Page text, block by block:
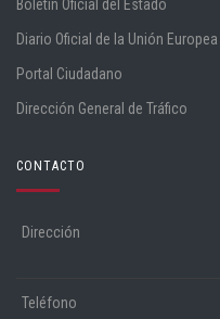
Boletín Oficial del Estado
Diario Oficial de la Unión Europea
Portal Ciudadano
Dirección General de Tráfico
CONTACTO
Dirección
Teléfono